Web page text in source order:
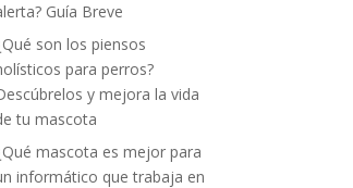
Guía Breve
son los piensos
para perros?
y mejora la vida
tu mascota
mascota es mejor para
informático que trabaja en